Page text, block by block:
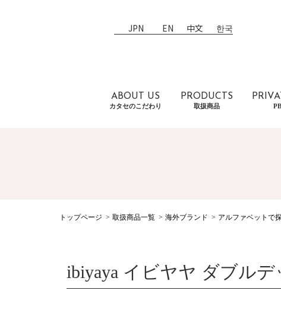
JPN EN 中文 한국
ABOUT US
カタセのこだわり
PRODUCTS
取扱商品
トップページ 取扱商品一覧 海外ブランド アルファベットで
ibiyaya イビヤヤ ダブル